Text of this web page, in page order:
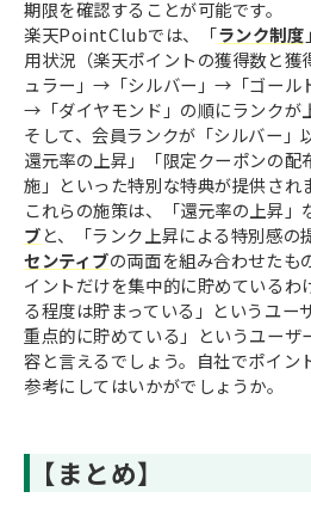
期限を確認することが可能です。
楽天PointClubでは、「ランク制度
用状況（楽天ポイントの獲得数と獲
ュラー」→「シルバー」→「ゴール
→「ダイヤモンド」の順にランクが
そして、会員ランクが「シルバー」
還元率の上昇」「限定クーポンの配
施」といった特別な特典が提供され
これらの施策は、「還元率の上昇」
ブと、「ランク上昇による特別感の
センティブの両面を組み合わせたも
イントだけを集中的に貯めているわ
る程度は貯まっている」というユー
重点的に貯めている」というユーザ
容と言えるでしょう。自社でポイン
参考にしてはいかがでしょうか。
【まとめ】